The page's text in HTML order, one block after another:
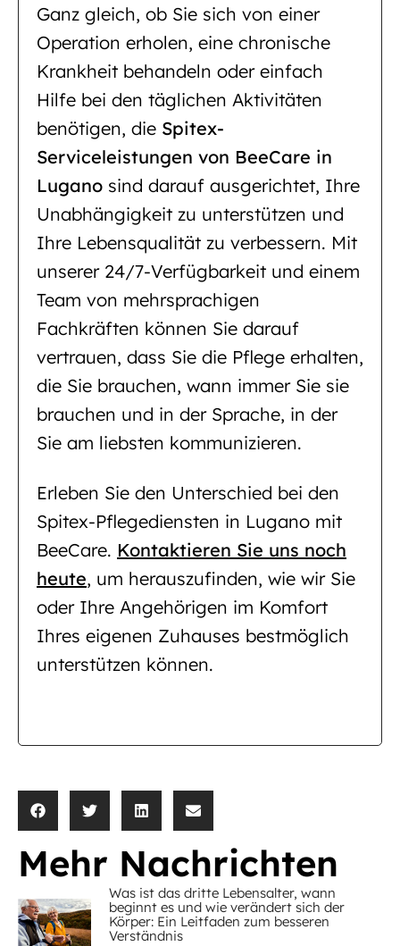
Ganz gleich, ob Sie sich von einer
Operation erholen, eine chronische
Krankheit behandeln oder einfach
Hilfe bei den täglichen Aktivitäten
benötigen, die Spitex-
Serviceleistungen von BeeCare in
Lugano sind darauf ausgerichtet, Ihre
Unabhängigkeit zu unterstützen und
Ihre Lebensqualität zu verbessern. Mit
unserer 24/7-Verfügbarkeit und einem
Team von mehrsprachigen
Fachkräften können Sie darauf
vertrauen, dass Sie die Pflege erhalten,
die Sie brauchen, wann immer Sie sie
brauchen und in der Sprache, in der
Sie am liebsten kommunizieren.
Erleben Sie den Unterschied bei den
Spitex-Pflegediensten in Lugano mit
BeeCare. Kontaktieren Sie uns noch
heute, um herauszufinden, wie wir Sie
oder Ihre Angehörigen im Komfort
Ihres eigenen Zuhauses bestmöglich
unterstützen können.
Mehr Nachrichten
Was ist das dritte Lebensalter, wann
beginnt es und wie verändert sich der
Körper: Ein Leitfaden zum besseren
Verständnis